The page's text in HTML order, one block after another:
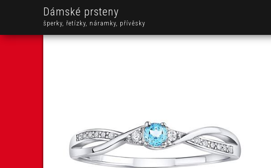
Dámské prsteny
šperky, řetízky, náramky, přívěsky